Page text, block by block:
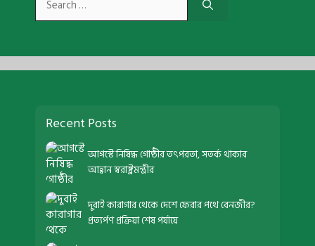
for:
Recent Posts
আগস্টে নিষিদ্ধ গোষ্ঠীর তৎপরতা, সতর্ক থাকার
আহ্বান স্বরাষ্ট্রমন্ত্রীর
দুবাই কারাগার থেকে দেশে ফেরার পথে বেনজীর?
প্রত্যর্পণ প্রক্রিয়া শেষ পর্যায়ে